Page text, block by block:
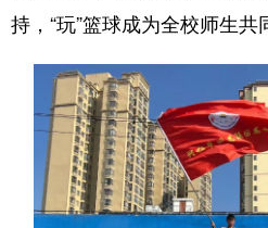
持，“玩”篮球成为全校师生共